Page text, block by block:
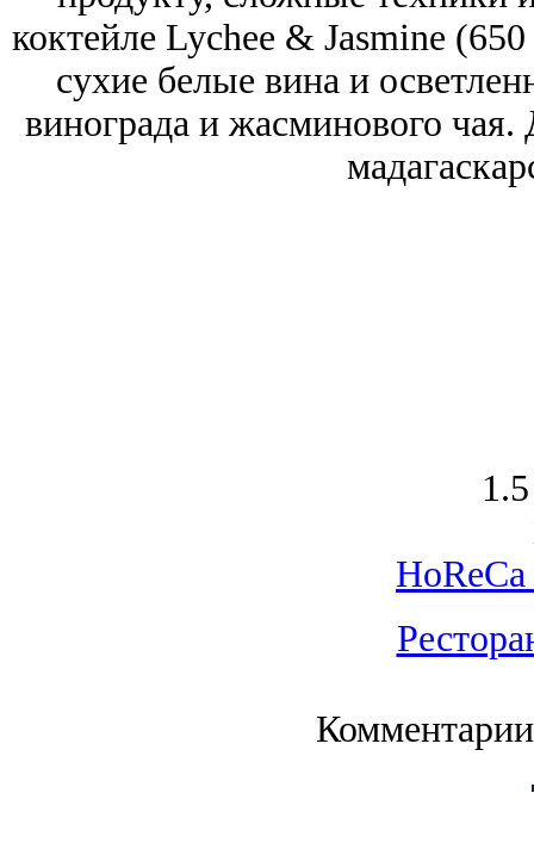
коктейле Lychee & Jasmine
сухие белые вина и
винограда и жасминового чая.